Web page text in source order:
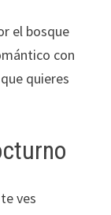
el bosque
con
quieres
ves